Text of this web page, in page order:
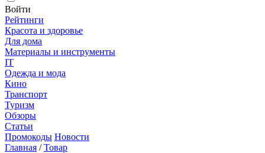
Войти
Рейтинги
Красота и здоровье
Для дома
Материалы и инструменты
IT
Одежда и мода
Кино
Транспорт
Туризм
Обзоры
Статьи
Промокоды Новости
Главная /Товар